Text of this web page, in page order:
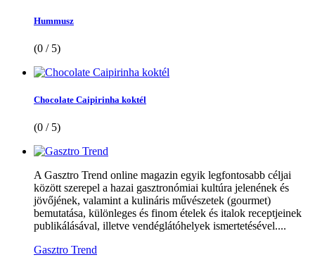
Hummusz
(0 / 5)
Chocolate Caipirinha koktél
(0 / 5)
A Gasztro Trend online magazin egyik legfontosabb céljai
között szerepel a hazai gasztronómiai kultúra jelenének és
jövőjének, valamint a kulináris művészetek (gourmet)
bemutatása, különleges és finom ételek és italok receptjeinek
publikálásával, illetve vendéglátóhelyek ismertetésével....
Gasztro Trend